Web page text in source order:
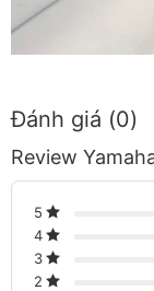
Đánh giá (0)
Review
5
4
3
2